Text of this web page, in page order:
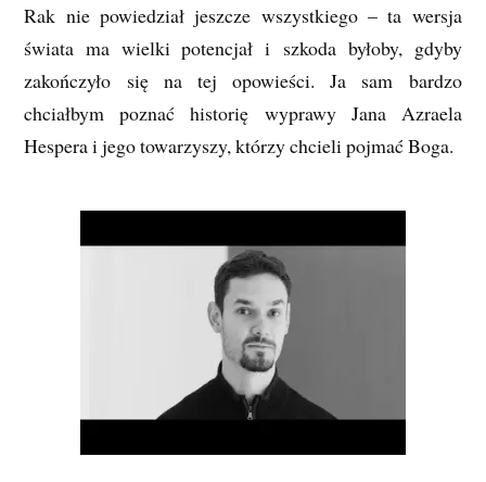
Rak nie powiedział jeszcze wszystkiego – ta wersja
świata ma wielki potencjał i szkoda byłoby, gdyby
zakończyło się na tej opowieści. Ja sam bardzo
chciałbym poznać historię wyprawy Jana Azraela
Hespera i jego towarzyszy, którzy chcieli pojmać Boga.